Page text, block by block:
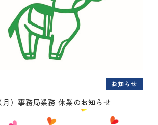
お知らせ
月）事務局業務 休業のお知らせ